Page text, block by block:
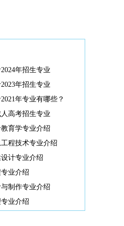
年招生专业
年招生专业
年专业有哪些？
高考招生专业
育学专业介绍
程技术专业介绍
计专业介绍
业介绍
制作专业介绍
业介绍